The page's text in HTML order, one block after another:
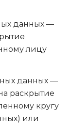
данных —
лицу
данных —
раскрытие
кругу
или